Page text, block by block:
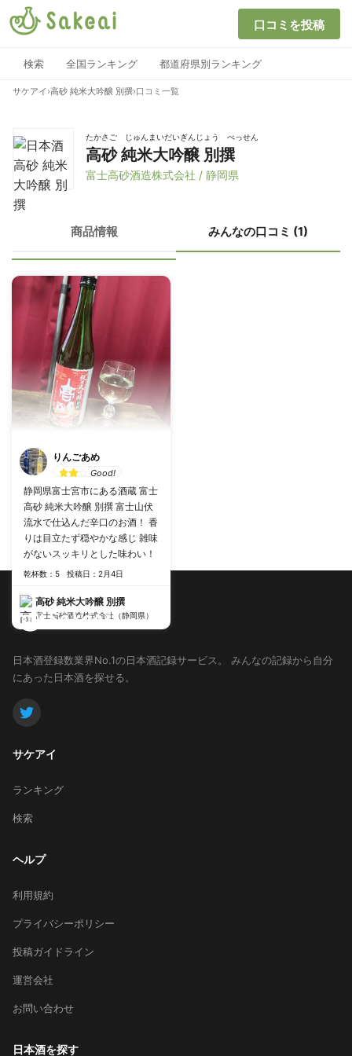
口コミを投稿
検索 全国ランキング 都道府県別ランキング
サケアイ ›高砂 純米大吟醸 別撰›口コミ一覧
たかさご じゅんまいだいぎんじょう べっせん
高砂 純米大吟醸 別撰
富士高砂酒造株式会社 / 静岡県
商品情報 みんなの口コミ (1)
りんごあめ
Good!
静岡県富士宮市にある酒蔵 富士
高砂 純米大吟醸 別撰 富士山伏
流水で仕込んだ辛口のお酒！ 香
りは目立たず穏やかな感じ 雑味
がないスッキリとした味わい！
乾杯数：5 投稿日：2月4日
高砂 純米大吟醸 別撰
富士高砂酒造株式会社（静岡県）
日本酒登録数業界No.1の日本酒記録サービス。
みんなの記録から自分
にあった日本酒を探せる。
サケアイ
ランキング
検索
ヘルプ
利用規約
プライバシーポリシー
投稿ガイドライン
運営会社
お問い合わせ
日本酒を探す